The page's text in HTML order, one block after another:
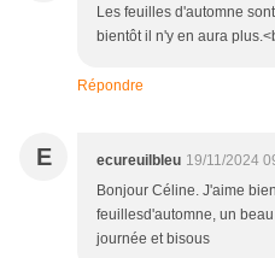
Les feuilles d'automne
bientôt il n'y en aura
Répondre
E ecureuilbleu 19/11/2024
Bonjour Céline. J'aime
feuillesd'automne, un
journée et bisous